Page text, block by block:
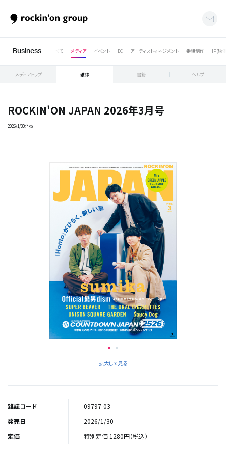
Business すべて メディア イベント EC アーティストマネジメント 番組制作 IP(映
メディアトップ 雑誌 書籍 ヘルプ
ROCKIN'ON JAPAN 2026年3月号
2026/1/30発売
拡大して見る
雑誌コード
09797-03
発売日
2026/1/30
定価
特別定価 1280円（税込）